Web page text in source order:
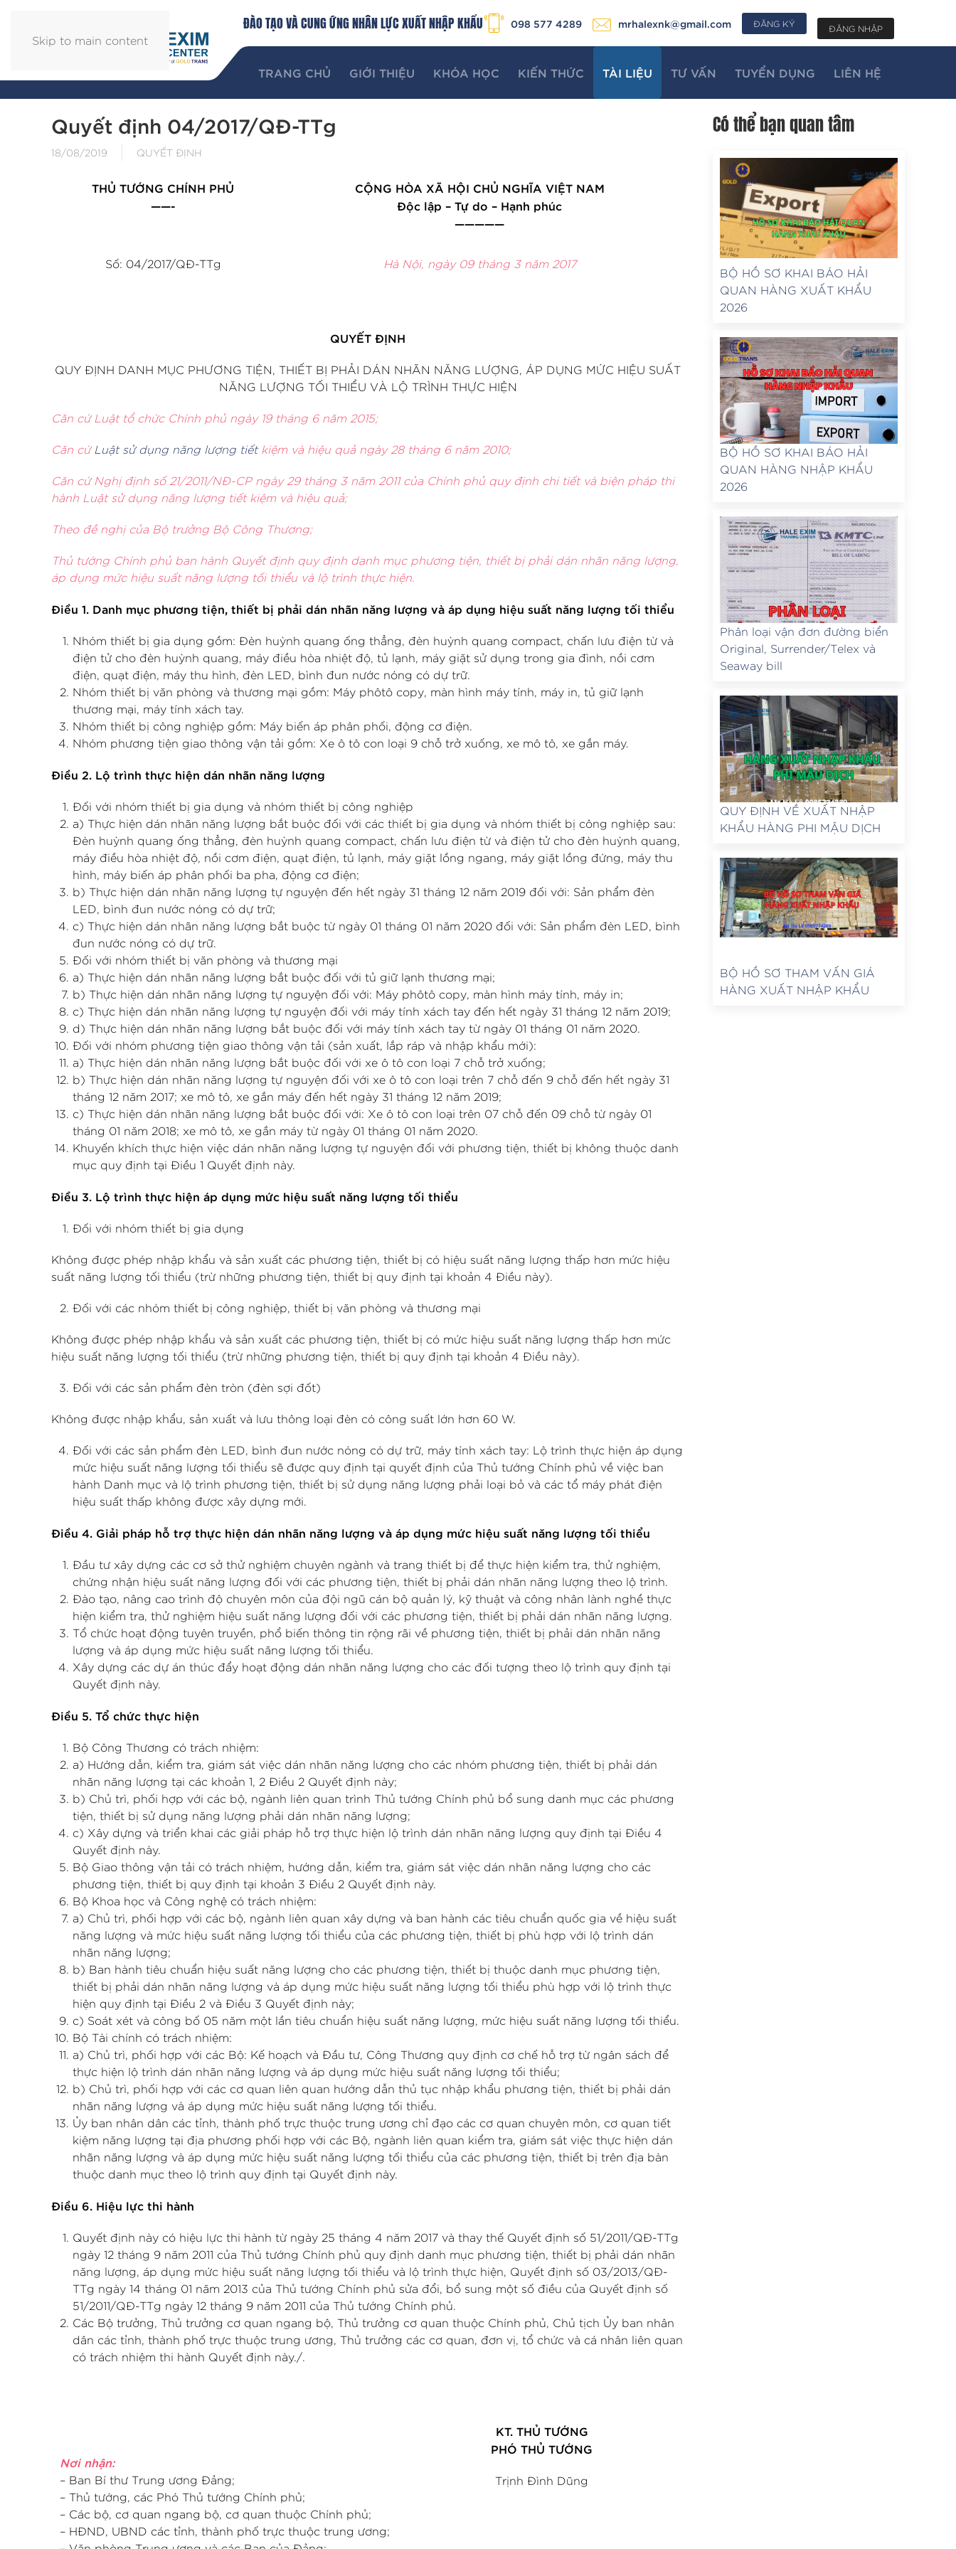
Skip to main content
ĐÀO TẠO VÀ CUNG ỨNG NHÂN LỰC XUẤT NHẬP KHẨU 098 577 4289 mrhalexnk@gmail.com ĐĂNG KÝ ĐĂNG NHẬP
TRANG CHỦ GIỚI THIỆU KHÓA HỌC KIẾN THỨC TÀI LIỆU TƯ VẤN TUYỂN DỤNG LIÊN HỆ
Quyết định 04/2017/QĐ-TTg
18/08/2019 QUYẾT ĐỊNH
THỦ TƯỚNG CHÍNH PHỦ
——-
CỘNG HÒA XÃ HỘI CHỦ NGHĨA VIỆT NAM
Độc lập – Tự do – Hạnh phúc
—————
Số: 04/2017/QĐ-TTg Hà Nội, ngày 09tháng 3 năm 2017
QUYẾT ĐỊNH
QUY ĐỊNH DANH MỤC PHƯƠNG TIỆN, THIẾT BỊ PHẢI DÁN NHÃN NĂNG LƯỢNG, ÁP DỤNG MỨC HIỆU SUẤT
NĂNG LƯỢNG TỐI THIỂU VÀ LỘ TRÌNH THỰC HIỆN
Căn cứ Luật tổ chức Chính phủ ngày 19 tháng 6 năm 2015;
Căn cứLuật sử dụng năng lượng tiếtkiệm và hiệu quả ngày 28 tháng 6 năm 2010;
Căn cứ Nghị định số 21/2011/NĐ-CP ngày 29 tháng 3 năm 2011 của Chính phủ quy định chi tiết và biện pháp thi
hành Luật sử dụng năng lượng tiết kiệm và hiệu quả;
Theo đề nghị của Bộ trưởng Bộ Công Thương;
Thủ tướng Chính phủ ban hành Quyết định quy định danh mục phương tiện, thiết bị phải dán nhãn năng lượng,
áp dụng mức hiệu suất năng lượng tối thiểu và lộ trình thực hiện.
Điều 1. Danh mục phương tiện, thiết bị phải dán nhãn năng lượng và áp dụng hiệu suất năng lượng tối thiểu
Nhóm thiết bị gia dụng gồm: Đèn huỳnh quang ống thẳng, đèn huỳnh quang compact, chấn lưu điện từ và
điện tử cho đèn huỳnh quang, máy điều hòa nhiệt độ, tủ lạnh, máy giặt sử dụng trong gia đình, nồi cơm
điện, quạt điện, máy thu hình, đèn LED, bình đun nước nóng có dự trữ.
Nhóm thiết bị văn phòng và thương mại gồm: Máy phôtô copy, màn hình máy tính, máy in, tủ giữ lạnh
thương mại, máy tính xách tay.
Nhóm thiết bị công nghiệp gồm: Máy biến áp phân phối, động cơ điện.
Nhóm phương tiện giao thông vận tải gồm: Xe ô tô con loại 9 chỗ trở xuống, xe mô tô, xe gắn máy.
Điều 2. Lộ trình thực hiện dán nhãn năng lượng
Đối với nhóm thiết bị gia dụng và nhóm thiết bị công nghiệp
a) Thực hiện dán nhãn năng lượng bắt buộc đối với các thiết bị gia dụng và nhóm thiết bị công nghiệp sau:
Đèn huỳnh quang ống thẳng, đèn huỳnh quang compact, chấn lưu điện từ và điện tử cho đèn huỳnh quang,
máy điều hòa nhiệt độ, nồi cơm điện, quạt điện, tủ lạnh, máy giặt lồng ngang, máy giặt lồng đứng, máy thu
hình, máy biến áp phân phối ba pha, động cơ điện;
b) Thực hiện dán nhãn năng lượng tự nguyện đến hết ngày 31 tháng 12 năm 2019 đối với: Sản phẩm đèn
LED, bình đun nước nóng có dự trữ;
c) Thực hiện dán nhãn năng lượng bắt buộc từ ngày 01 tháng 01 năm 2020 đối với: Sản phẩm đèn LED, bình
đun nước nóng có dự trữ.
Đối với nhóm thiết bị văn phòng và thương mại
a) Thực hiện dán nhãn năng lượng bắt buộc đối với tủ giữ lạnh thương mại;
b) Thực hiện dán nhãn năng lượng tự nguyện đối với: Máy phôtô copy, màn hình máy tính, máy in;
c) Thực hiện dán nhãn năng lượng tự nguyện đối với máy tính xách tay đến hết ngày 31 tháng 12 năm 2019;
d) Thực hiện dán nhãn năng lượng bắt buộc đối với máy tính xách tay từ ngày 01 tháng 01 năm 2020.
Đối với nhóm phương tiện giao thông vận tải (sản xuất, lắp ráp và nhập khẩu mới):
a) Thực hiện dán nhãn năng lượng bắt buộc đối với xe ô tô con loại 7 chỗ trở xuống;
b) Thực hiện dán nhãn năng lượng tự nguyện đối với xe ô tô con loại trên 7 chỗ đến 9 chỗ đến hết ngày 31
tháng 12 năm 2017; xe mô tô, xe gắn máy đến hết ngày 31 tháng 12 năm 2019;
c) Thực hiện dán nhãn năng lượng bắt buộc đối với: Xe ô tô con loại trên 07 chỗ đến 09 chỗ từ ngày 01
tháng 01 năm 2018; xe mô tô, xe gắn máy từ ngày 01 tháng 01 năm 2020.
Khuyến khích thực hiện việc dán nhãn năng lượng tự nguyện đối với phương tiện, thiết bị không thuộc danh
mục quy định tại Điều 1 Quyết định này.
Điều 3. Lộ trình thực hiện áp dụng mức hiệu suất năng lượng tối thiểu
Đối với nhóm thiết bị gia dụng
Không được phép nhập khẩu và sản xuất các phương tiện, thiết bị có hiệu suất năng lượng thấp hơn mức hiệu
suất năng lượng tối thiểu (trừ những phương tiện, thiết bị quy định tại khoản 4 Điều này).
Đối với các nhóm thiết bị công nghiệp, thiết bị văn phòng và thương mại
Không được phép nhập khẩu và sản xuất các phương tiện, thiết bị có mức hiệu suất năng lượng thấp hơn mức
hiệu suất năng lượng tối thiểu (trừ những phương tiện, thiết bị quy định tại khoản 4 Điều này).
Đối với các sản phẩm đèn tròn (đèn sợi đốt)
Không được nhập khẩu, sản xuất và lưu thông loại đèn có công suất lớn hơn 60 W.
Đối với các sản phẩm đèn LED, bình đun nước nóng có dự trữ, máy tính xách tay: Lộ trình thực hiện áp dụng
mức hiệu suất năng lượng tối thiểu sẽ được quy định tại quyết định của Thủ tướng Chính phủ về việc ban
hành Danh mục và lộ trình phương tiện, thiết bị sử dụng năng lượng phải loại bỏ và các tổ máy phát điện
hiệu suất thấp không được xây dựng mới.
Điều 4. Giải pháp hỗ trợ thực hiện dán nhãn năng lượng và áp dụng mức hiệu suất năng lượng tối thiểu
Đầu tư xây dựng các cơ sở thử nghiệm chuyên ngành và trang thiết bị để thực hiện kiểm tra, thử nghiệm,
chứng nhận hiệu suất năng lượng đối với các phương tiện, thiết bị phải dán nhãn năng lượng theo lộ trình.
Đào tạo, nâng cao trình độ chuyên môn của đội ngũ cán bộ quản lý, kỹ thuật và công nhân lành nghề thực
hiện kiểm tra, thử nghiệm hiệu suất năng lượng đối với các phương tiện, thiết bị phải dán nhãn năng lượng.
Tổ chức hoạt động tuyên truyền, phổ biến thông tin rộng rãi về phương tiện, thiết bị phải dán nhãn năng
lượng và áp dụng mức hiệu suất năng lượng tối thiểu.
Xây dựng các dự án thúc đẩy hoạt động dán nhãn năng lượng cho các đối tượng theo lộ trình quy định tại
Quyết định này.
Điều 5. Tổ chức thực hiện
Bộ Công Thương có trách nhiệm:
a) Hướng dẫn, kiểm tra, giám sát việc dán nhãn năng lượng cho các nhóm phương tiện, thiết bị phải dán
nhãn năng lượng tại các khoản 1, 2 Điều 2 Quyết định này;
b) Chủ trì, phối hợp với các bộ, ngành liên quan trình Thủ tướng Chính phủ bổ sung danh mục các phương
tiện, thiết bị sử dụng năng lượng phải dán nhãn năng lượng;
c) Xây dựng và triển khai các giải pháp hỗ trợ thực hiện lộ trình dán nhãn năng lượng quy định tại Điều 4
Quyết định này.
Bộ Giao thông vận tải có trách nhiệm, hướng dẫn, kiểm tra, giám sát việc dán nhãn năng lượng cho các
phương tiện, thiết bị quy định tại khoản 3 Điều 2 Quyết định này.
Bộ Khoa học và Công nghệ có trách nhiệm:
a) Chủ trì, phối hợp với các bộ, ngành liên quan xây dựng và ban hành các tiêu chuẩn quốc gia về hiệu suất
năng lượng và mức hiệu suất năng lượng tối thiểu của các phương tiện, thiết bị phù hợp với lộ trình dán
nhãn năng lượng;
b) Ban hành tiêu chuẩn hiệu suất năng lượng cho các phương tiện, thiết bị thuộc danh mục phương tiện,
thiết bị phải dán nhãn năng lượng và áp dụng mức hiệu suất năng lượng tối thiểu phù hợp với lộ trình thực
hiện quy định tại Điều 2 và Điều 3 Quyết định này;
c) Soát xét và công bố 05 năm một lần tiêu chuẩn hiệu suất năng lượng, mức hiệu suất năng lượng tối thiểu.
Bộ Tài chính có trách nhiệm:
a) Chủ trì, phối hợp với các Bộ: Kế hoạch và Đầu tư, Công Thương quy định cơ chế hỗ trợ từ ngân sách để
thực hiện lộ trình dán nhãn năng lượng và áp dụng mức hiệu suất năng lượng tối thiểu;
b) Chủ trì, phối hợp với các cơ quan liên quan hướng dẫn thủ tục nhập khẩu phương tiện, thiết bị phải dán
nhãn năng lượng và áp dụng mức hiệu suất năng lượng tối thiểu.
Ủy ban nhân dân các tỉnh, thành phố trực thuộc trung ương chỉ đạo các cơ quan chuyên môn, cơ quan tiết
kiệm năng lượng tại địa phương phối hợp với các Bộ, ngành liên quan kiểm tra, giám sát việc thực hiện dán
nhãn năng lượng và áp dụng mức hiệu suất năng lượng tối thiểu của các phương tiện, thiết bị trên địa bàn
thuộc danh mục theo lộ trình quy định tại Quyết định này.
Điều 6. Hiệu lực thi hành
Quyết định này có hiệu lực thi hành từ ngày 25 tháng 4 năm 2017 và thay thế Quyết định số 51/2011/QĐ-TTg
ngày 12 tháng 9 năm 2011 của Thủ tướng Chính phủ quy định danh mục phương tiện, thiết bị phải dán nhãn
năng lượng, áp dụng mức hiệu suất năng lượng tối thiểu và lộ trình thực hiện, Quyết định số 03/2013/QĐ-
TTg ngày 14 tháng 01 năm 2013 của Thủ tướng Chính phủ sửa đổi, bổ sung một số điều của Quyết định số
51/2011/QĐ-TTg ngày 12 tháng 9 năm 2011 của Thủ tướng Chính phủ.
Các Bộ trưởng, Thủ trưởng cơ quan ngang bộ, Thủ trưởng cơ quan thuộc Chính phủ, Chủ tịch Ủy ban nhân
dân các tỉnh, thành phố trực thuộc trung ương, Thủ trưởng các cơ quan, đơn vị, tổ chức và cá nhân liên quan
có trách nhiệm thi hành Quyết định này./.
Nơi nhận:
– Ban Bí thư Trung ương Đảng;
– Thủ tướng, các Phó Thủ tướng Chính phủ;
– Các bộ, cơ quan ngang bộ, cơ quan thuộc Chính phủ;
– HĐND, UBND các tỉnh, thành phố trực thuộc trung ương;
KT. THỦ TƯỚNG
PHÓ THỦ TƯỚNG
Trịnh Đình Dũng
Có thể bạn quan tâm
BỘ HỒ SƠ KHAI BÁO HẢI
QUAN HÀNG XUẤT KHẨU
2026
BỘ HỒ SƠ KHAI BÁO HẢI
QUAN HÀNG NHẬP KHẨU
2026
Phân loại vận đơn đường biển
Original, Surrender/Telex và
Seaway bill
QUY ĐỊNH VỀ XUẤT NHẬP
KHẨU HÀNG PHI MẬU DỊCH
BỘ HỒ SƠ THAM VẤN GIÁ
HÀNG XUẤT NHẬP KHẨU